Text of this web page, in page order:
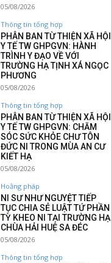
05/08/2026
Thông tin tổng hợp
PHÂN BAN TỪ THIỆN XÃ HỘI
Y TẾ TW GHPGVN: HÀNH
TRÌNH Y ĐẠO VỀ VỚI
TRƯỜNG HẠ TỊNH XÁ NGỌC
PHƯƠNG
05/08/2026
Thông tin tổng hợp
PHÂN BAN TỪ THIỆN XÃ HỘI
Y TẾ TW GHPGVN: CHĂM
SÓC SỨC KHỎE CHƯ TÔN
ĐỨC NI TRONG MÙA AN CƯ
KIẾT HẠ
05/08/2026
Hoằng pháp
NI SƯ NHƯ NGUYỆT TIẾP
TỤC CHIA SẺ LUẬT TỨ PHẦN
TỲ KHEO NI TẠI TRƯỜNG HẠ
CHÙA HẢI HUỆ SA ĐÉC
05/08/2026
Thông tin tổng hợp